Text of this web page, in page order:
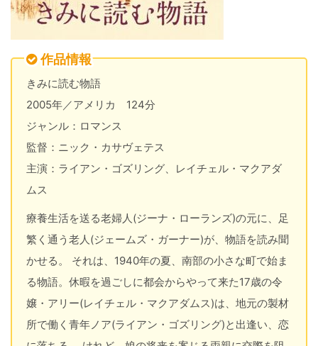
作品情報
きみに読む物語
2005年／アメリカ 124分
ジャンル：ロマンス
監督：ニック・カサヴェテス
主演：ライアン・ゴズリング、レイチェル・マクアダ
ムス
療養生活を送る老婦人(ジーナ・ローランズ)の元に、足
繁く通う老人(ジェームズ・ガーナー)が、物語を読み聞
かせる。 それは、1940年の夏、南部の小さな町で始ま
る物語。休暇を過ごしに都会からやって来た17歳の令
嬢・アリー(レイチェル・マクアダムス)は、地元の製材
所で働く青年ノア(ライアン・ゴズリング)と出逢い、恋